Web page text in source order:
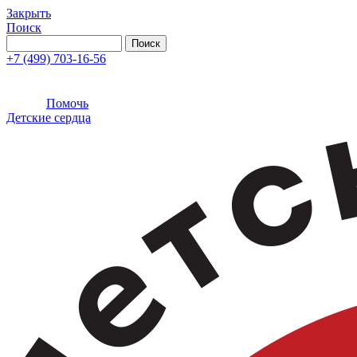
Закрыть
Поиск
+7 (499) 703-16-56
Помочь
Детские сердца